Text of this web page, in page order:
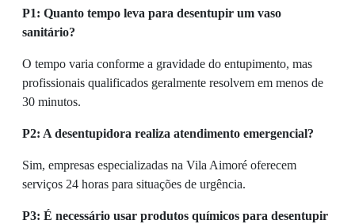
P1: Quanto tempo leva para desentupir um vaso
sanitário?
O tempo varia conforme a gravidade do entupimento, mas
profissionais qualificados geralmente resolvem em menos de
30 minutos.
P2: A desentupidora realiza atendimento emergencial?
Sim, empresas especializadas na Vila Aimoré oferecem
serviços 24 horas para situações de urgência.
P3: É necessário usar produtos químicos para desentupir